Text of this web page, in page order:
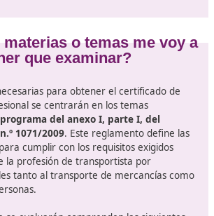
en España está
en la regulación y un enfoque
la necesidad de estar al día con
títulos profesionales nunca ha sido tan
contexto, el curso para obtener el
de transporte se presenta
quienes desean destacar en esta